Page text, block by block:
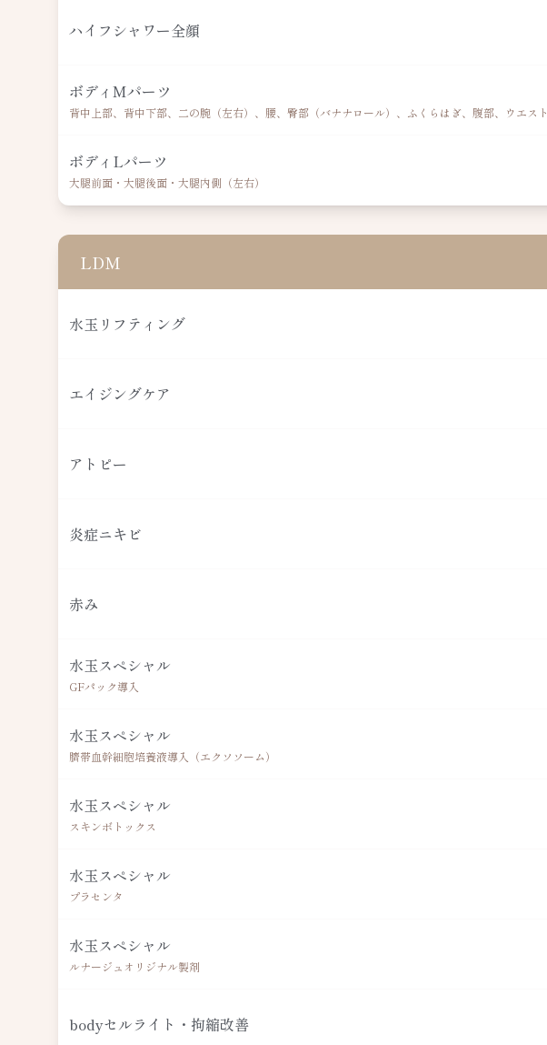
ハイフシャワー全顔
ボディMパーツ
背中上部、背中下部、二の腕（左右）、腰、臀部（バナナロール）、ふくらはぎ、腹部、ウエスト
ボディLパーツ
大腿前面・大腿後面・大腿内側（左右）
LDM
水玉リフティング
エイジングケア
アトピー
炎症ニキビ
赤み
水玉スペシャル
GFパック導入
水玉スペシャル
臍帯血幹細胞培養液導入（エクソソーム）
水玉スペシャル
スキンボトックス
水玉スペシャル
プラセンタ
水玉スペシャル
ルナージュオリジナル製剤
bodyセルライト・拘縮改善